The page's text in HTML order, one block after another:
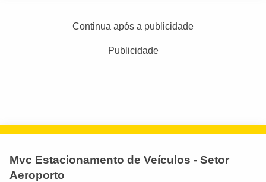
Continua após a publicidade
Publicidade
Mvc Estacionamento de Veículos - Setor
Aeroporto